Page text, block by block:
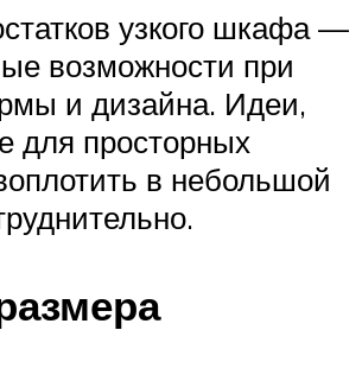
узкого шкафа —
возможности при
и дизайна. Идеи,
для просторных
в небольшой